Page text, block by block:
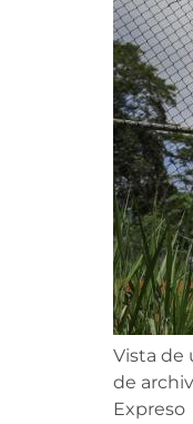
Vista de
de
Expreso